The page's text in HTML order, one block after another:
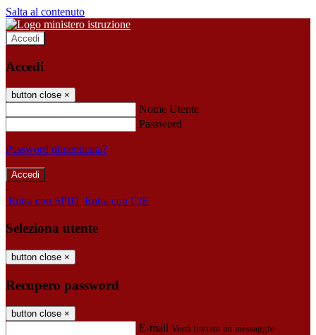
Salta al contenuto
Accedi
Accedi
button close ×
Nome Utente
Password
Password dimenticata?
-
Entra con SPID Entra con CIE
Seleziona utente
button close ×
Recupero password
button close ×
E-mail Verrà inviato un messaggio